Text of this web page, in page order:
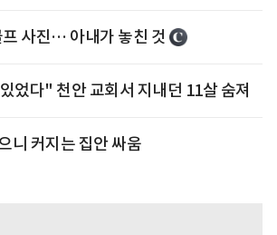
프 사진… 아내가 놓친 것
었다" 천안 교회서 지내던 11살 숨져
니 커지는 집안 싸움